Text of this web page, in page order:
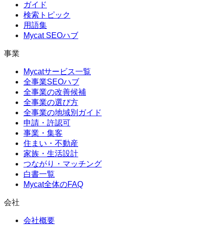
ガイド
検索トピック
用語集
Mycat SEOハブ
事業
Mycatサービス一覧
全事業SEOハブ
全事業の改善候補
全事業の選び方
全事業の地域別ガイド
申請・許認可
事業・集客
住まい・不動産
家族・生活設計
つながり・マッチング
白書一覧
Mycat全体のFAQ
会社
会社概要